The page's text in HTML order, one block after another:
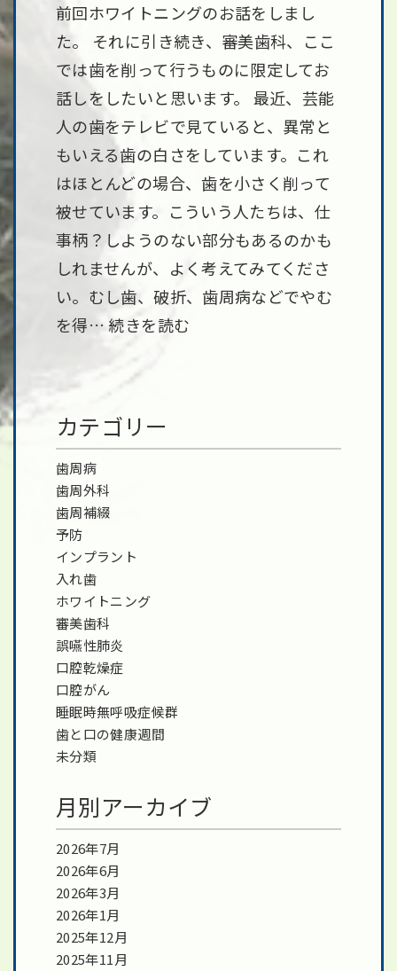
前回ホワイトニングのお話をしまし
た。 それに引き続き、審美歯科、ここ
では歯を削って行うものに限定してお
話しをしたいと思います。 最近、芸能
人の歯をテレビで見ていると、異常と
もいえる歯の白さをしています。これ
はほとんどの場合、歯を小さく削って
被せています。こういう人たちは、仕
事柄？しようのない部分もあるのかも
しれませんが、よく考えてみてくださ
い。むし歯、破折、歯周病などでやむ
を得… 続きを読む
カテゴリー
歯周病
歯周外科
歯周補綴
予防
インプラント
入れ歯
ホワイトニング
審美歯科
誤嚥性肺炎
口腔乾燥症
口腔がん
睡眠時無呼吸症候群
歯と口の健康週間
未分類
月別アーカイブ
2026年7月
2026年6月
2026年3月
2026年1月
2025年12月
2025年11月